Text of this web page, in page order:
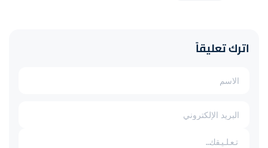
اترك تعليقاً